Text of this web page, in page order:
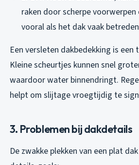
raken door scherpe voorwerpen
vooral als het dak vaak
Een versleten dakbedekking is
Kleine scheurtjes kunnen snel
waardoor water binnendringt.
helpt om slijtage vroegtijdig te
3. Problemen bij dakdetails
De zwakke plekken van een plat